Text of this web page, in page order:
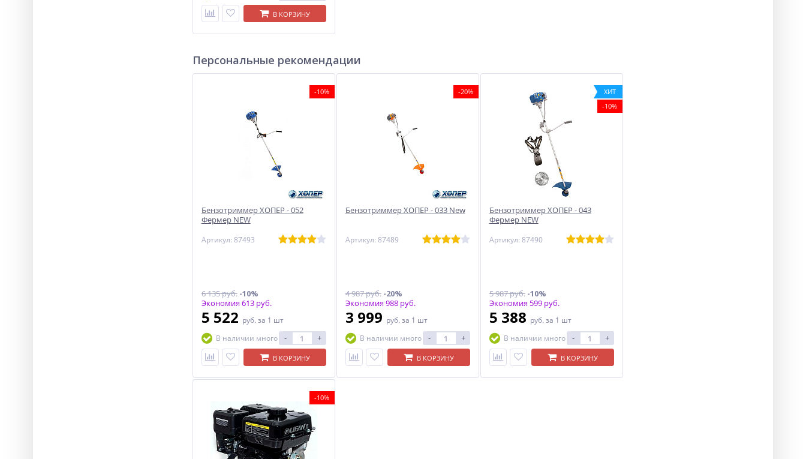
В КОРЗИНУ
Персональные рекомендации
-10%
Бензотриммер ХОПЕР - 052
Фермер NEW
Артикул: 87493
6 135 руб.-10%
Экономия 613 руб.
5 522 руб. за 1 шт
В наличии много
- +
В КОРЗИНУ
-20%
Бензотриммер ХОПЕР - 033 New
Артикул: 87489
4 987 руб.-20%
Экономия 988 руб.
3 999 руб. за 1 шт
В наличии много
- +
В КОРЗИНУ
ХИТ
-10%
Бензотриммер ХОПЕР - 043
Фермер NEW
Артикул: 87490
5 987 руб.-10%
Экономия 599 руб.
5 388 руб. за 1 шт
В наличии много
- +
В КОРЗИНУ
-10%